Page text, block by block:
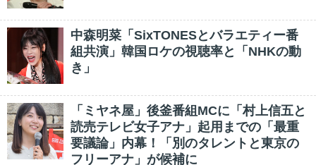
中森明菜「SixTONESとバラエティー番
組共演」韓国ロケの視聴率と「NHKの動
き」
「ミヤネ屋」後釜番組MCに「村上信五と
読売テレビ女子アナ」起用までの「最重
要議論」内幕！「別のタレントと東京の
フリーアナ」が候補に